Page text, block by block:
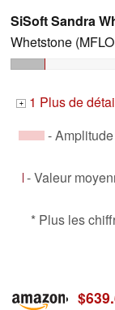
SiSoft Sandra
Whetstone
+ 1 Plus de
-
- Valeur
* Plus les